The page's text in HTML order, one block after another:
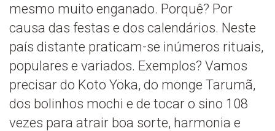
mesmo muito enganado. Porquê? Por
causa das festas e dos calendários. Neste
país distante praticam-se inúmeros rituais,
populares e variados. Exemplos? Vamos
precisar do Koto Yöka, do monge Tarumã,
dos bolinhos mochi e de tocar o sino 108
vezes para atrair boa sorte, harmonia e